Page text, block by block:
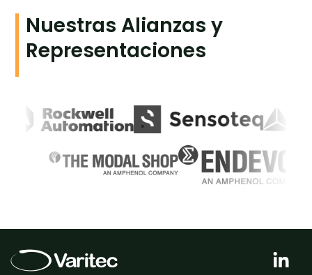
Nuestras Alianzas y
Representaciones
i